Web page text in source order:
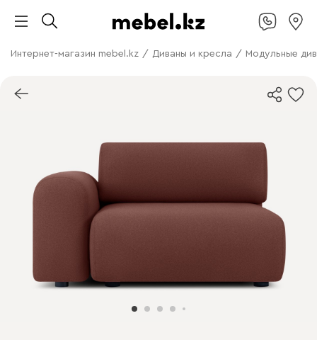
Интернет-магазин mebel.kz / Диваны и кресла / Модульные